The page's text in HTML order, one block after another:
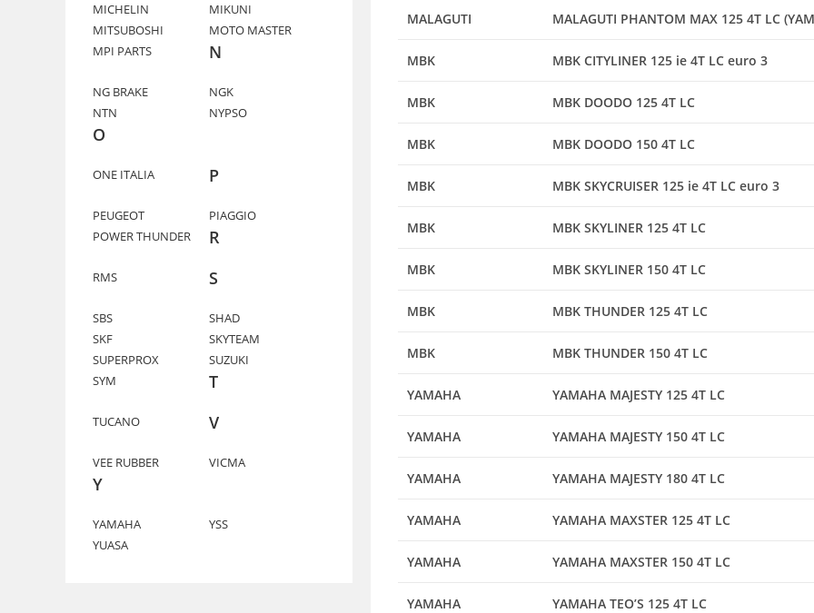
MALAGUTI MALAGUTI PHANTOM MAX 125 4T LC
MBK MBK CITYLINER 125 ie 4T LC euro 3
MBK MBK DOODO 125 4T LC
MBK MBK DOODO 150 4T LC
MBK MBK SKYCRUISER 125 ie 4T LC euro 3
MBK MBK SKYLINER 125 4T LC
MBK MBK SKYLINER 150 4T LC
MBK MBK THUNDER 125 4T LC
MBK MBK THUNDER 150 4T LC
YAMAHA YAMAHA MAJESTY 125 4T LC
YAMAHA YAMAHA MAJESTY 150 4T LC
YAMAHA YAMAHA MAJESTY 180 4T LC
YAMAHA YAMAHA MAXSTER 125 4T LC
YAMAHA YAMAHA MAXSTER 150 4T LC
YAMAHA YAMAHA TEO’S 125 4T LC
MICHELIN
MIKUNI
MITSUBOSHI
MOTO MASTER
MPI PARTS
N
NG BRAKE
NGK
NTN
NYPSO
O
ONE ITALIA P
PEUGEOT
PIAGGIO
POWER THUNDER
R
RMS S
SBS
SHAD
SKF
SKYTEAM
SUPERPROX
SUZUKI
SYM
T
TUCANO V
VEE RUBBER VICMA
Y
YAMAHA
YSS
YUASA